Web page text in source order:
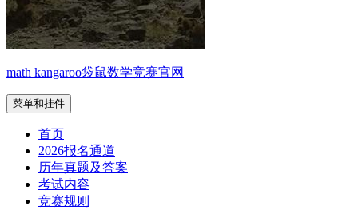
math kangaroo袋鼠数学竞赛官网
菜单和挂件
首页
2026报名通道
历年真题及答案
考试内容
竞赛规则